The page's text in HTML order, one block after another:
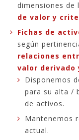
dimensiones de
de valor y
Fichas de
según
relaciones
valor derivado
Disponemos
para su alta /
de activos.
Mantenemos
actual.